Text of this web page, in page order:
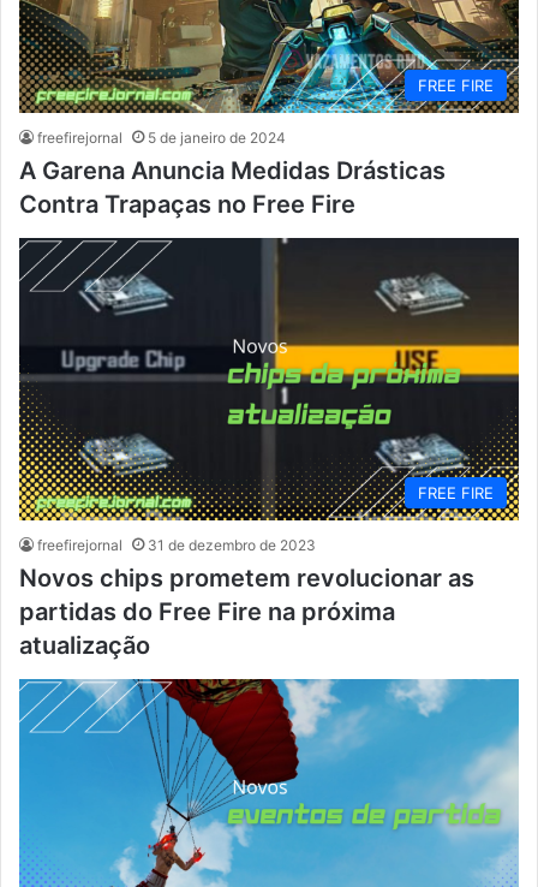
FREE FIRE
freefirejornal 5 de janeiro de 2024
A Garena Anuncia Medidas Drásticas
Contra Trapaças no Free Fire
FREE FIRE
freefirejornal 31 de dezembro de 2023
Novos chips prometem revolucionar as
partidas do Free Fire na próxima
atualização